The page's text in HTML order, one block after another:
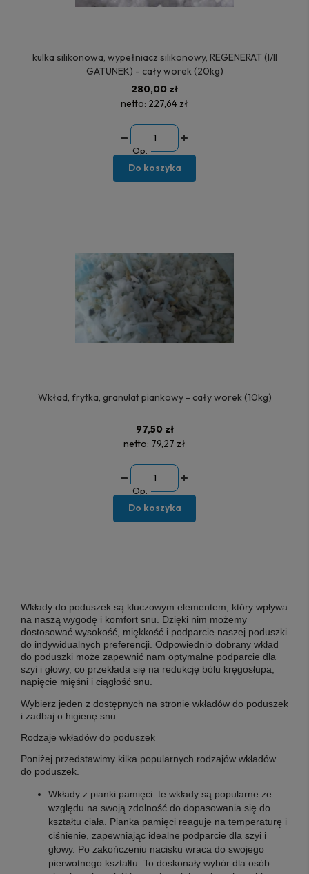
kulka silikonowa, wypełniacz silikonowy, REGENERAT (I/II
GATUNEK) - cały worek (20kg)
280,00 zł
netto: 227,64 zł
Op.
Do koszyka
Wkład, frytka, granulat piankowy - cały worek (10kg)
97,50 zł
netto: 79,27 zł
Op.
Do koszyka
Wkłady do poduszek są kluczowym elementem, który wpływa
na naszą wygodę i komfort snu. Dzięki nim możemy
dostosować wysokość, miękkość i podparcie naszej poduszki
do indywidualnych preferencji. Odpowiednio dobrany wkład
do poduszki może zapewnić nam optymalne podparcie dla
szyi i głowy, co przekłada się na redukcję bólu kręgosłupa,
napięcie mięśni i ciągłość snu.
Wybierz jeden z dostępnych na stronie wkładów do poduszek
i zadbaj o higienę snu.
Rodzaje wkładów do poduszek
Poniżej przedstawimy kilka popularnych rodzajów wkładów
do poduszek.
Wkłady z pianki pamięci: te wkłady są popularne ze
względu na swoją zdolność do dopasowania się do
kształtu ciała. Pianka pamięci reaguje na temperaturę i
ciśnienie, zapewniając idealne podparcie dla szyi i
głowy. Po zakończeniu nacisku wraca do swojego
pierwotnego kształtu. To doskonały wybór dla osób